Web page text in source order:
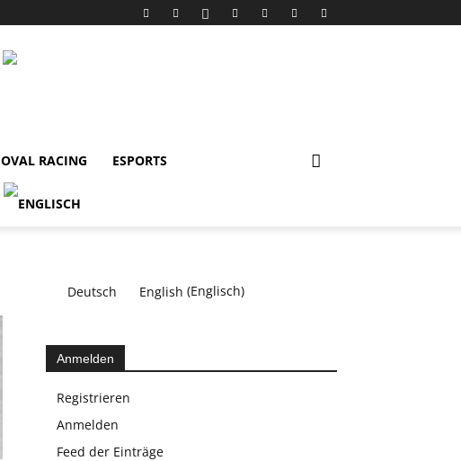
OVAL RACING ESPORTS
Deutsch English (Englisch)
Anmelden
Registrieren
Anmelden
Feed der Einträge